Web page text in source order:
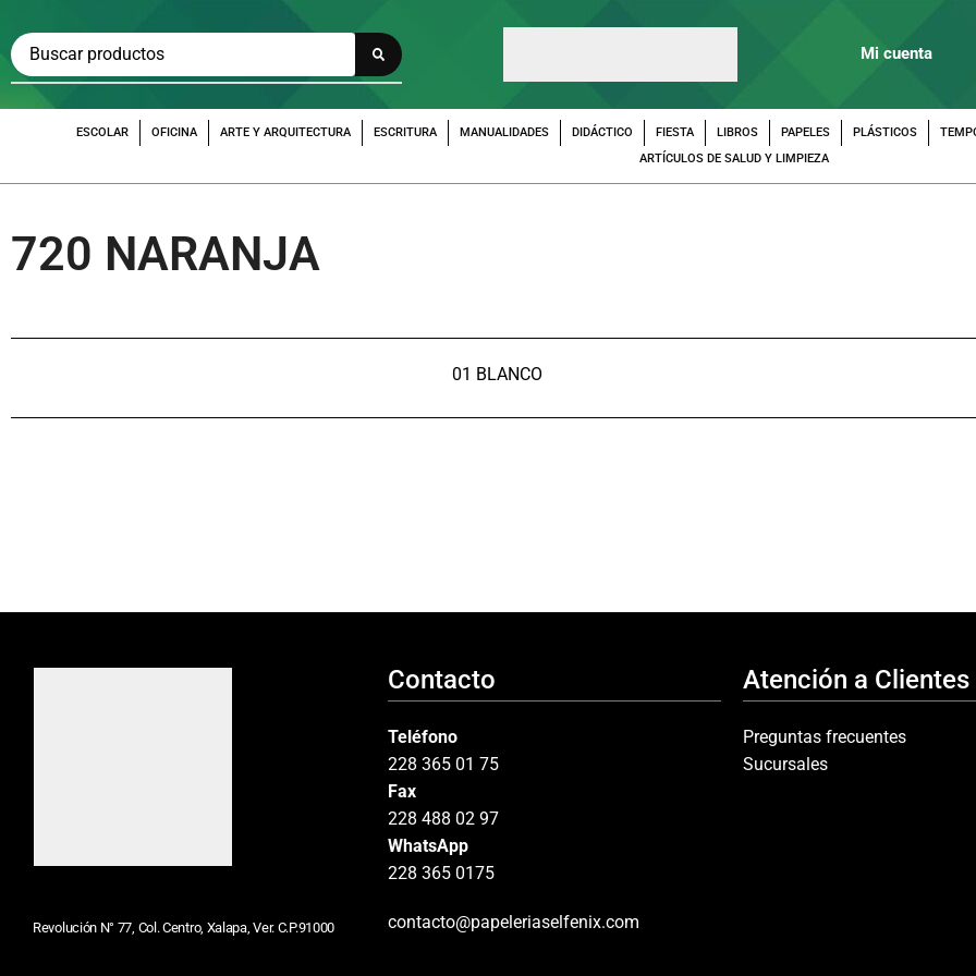
Mi cuenta
ESCOLAR OFICINA ARTE Y ARQUITECTURA ESCRITURA MANUALIDADES DIDÁCTICO FIESTA LIBROS PAPELES PLÁSTICOS
ARTÍCULOS DE SALUD Y LIMPIEZA
720 NARANJA
01 BLANCO
Revolución N° 77, Col. Centro, Xalapa, Ver. C.P.91000
Contacto
Teléfono
228 365 01 75
Fax
228 488 02 97
WhatsApp
228 365 0175
contacto@papeleriaselfenix.com
Atención a Clientes
Preguntas frecuentes
Sucursales